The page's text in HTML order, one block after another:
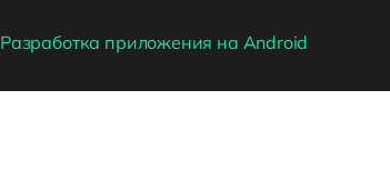
Разработка приложения на Android